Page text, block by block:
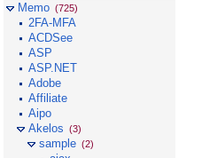
Memo (725)
2FA-MFA
ACDSee
ASP
ASP.NET
Adobe
Affiliate
Aipo
Akelos (3)
sample (2)